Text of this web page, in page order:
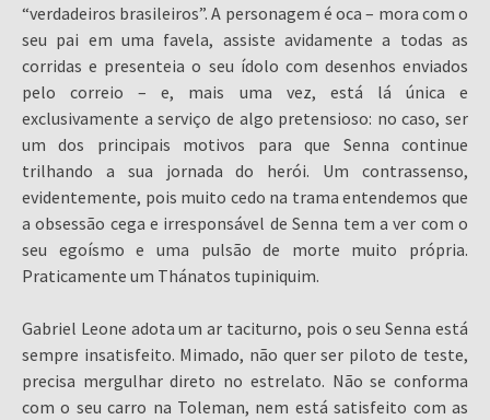
“verdadeiros brasileiros”. A personagem é oca – mora com o
seu pai em uma favela, assiste avidamente a todas as
corridas e presenteia o seu ídolo com desenhos enviados
pelo correio – e, mais uma vez, está lá única e
exclusivamente a serviço de algo pretensioso: no caso, ser
um dos principais motivos para que Senna continue
trilhando a sua jornada do herói. Um contrassenso,
evidentemente, pois muito cedo na trama entendemos que
a obsessão cega e irresponsável de Senna tem a ver com o
seu egoísmo e uma pulsão de morte muito própria.
Praticamente um Thánatos tupiniquim.
Gabriel Leone adota um ar taciturno, pois o seu Senna está
sempre insatisfeito. Mimado, não quer ser piloto de teste,
precisa mergulhar direto no estrelato. Não se conforma
com o seu carro na Toleman, nem está satisfeito com as